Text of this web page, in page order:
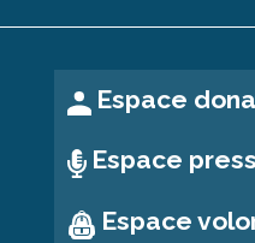
Espace
Espace
Espace